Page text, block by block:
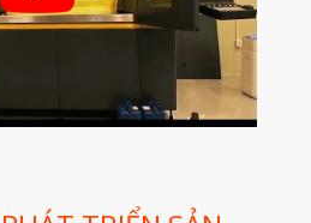
Dịch Vụ In 3D
Dịch Vụ Quét 3D Cao Cấp & RE
Phân tích lực & Mô phỏng
3D_Altair